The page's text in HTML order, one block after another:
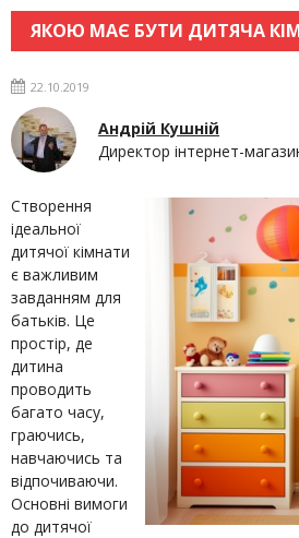
ЯКОЮ МАЄ БУТИ ДИТЯЧА
22.10.2019
Андрій Кушній
Директор інтернет-
Створення
ідеальної
дитячої кімнати
є важливим
завданням для
батьків. Це
простір, де
дитина
проводить
багато часу,
граючись,
навчаючись та
відпочиваючи.
Основні вимоги
до дитячої